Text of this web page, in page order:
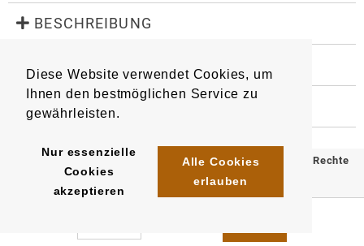
Diese Website verwendet Cookies, um
Ihnen den bestmöglichen Service zu
gewährleisten.
Nur essenzielle
Cookies
akzeptieren
Alle Cookies
erlauben
BESCHREIBUNG
Mit Kindersicherung
Kompatibel mit ElfBar ELFA Device Kits und Lost
Mary Tappo Device Kits.
Artikel 9466 EAN/ Stück 6932570160164
EAN/Gebinde10:
6932570160218
EAN/Umkarton400
HERSTELLER
20mg
Importeur
InnoCigs GmbH & Co. KG
Hamburg
© 2025 Klömpkes Heinrich Inh. Marion Winkels e.K. Alle Rechte
vorbehalten.